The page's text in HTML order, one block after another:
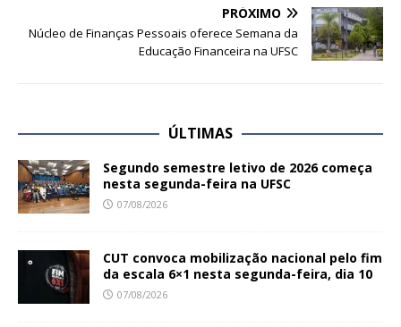
PRÓXIMO
Núcleo de Finanças Pessoais oferece Semana da
Educação Financeira na UFSC
ÚLTIMAS
Segundo semestre letivo de 2026 começa
nesta segunda-feira na UFSC
07/08/2026
CUT convoca mobilização nacional pelo fim
da escala 6×1 nesta segunda-feira, dia 10
07/08/2026